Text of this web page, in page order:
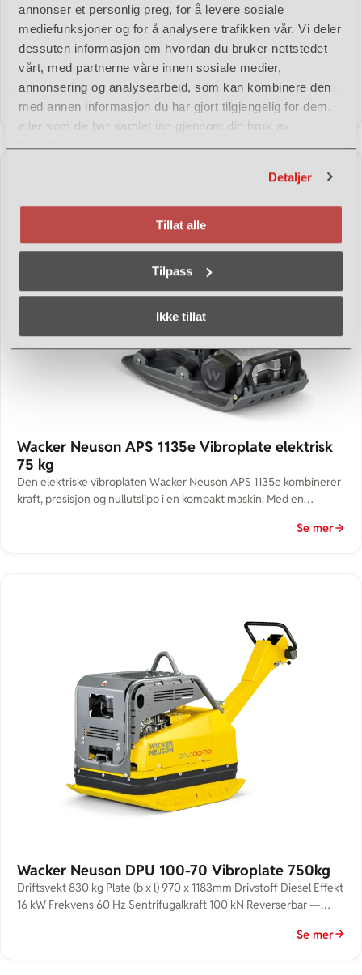
annonser et personlig preg, for å levere sosiale
mediefunksjoner og for å analysere trafikken vår. Vi deler
dessuten informasjon om hvordan du bruker nettstedet
vårt, med partnerne våre innen sosiale medier,
annonsering og analysearbeid, som kan kombinere den
med annen informasjon du har gjort tilgjengelig for dem,
eller som de har samlet inn gjennom din bruk av
tjenestene deres.
Detaljer
Tillat alle
Tilpass
Ikke tillat
Husqvarna LH 804Vibroplate 820kg fjernstyrt
LH 804 er vår mest kraftfulle kompaktor. Den er fullstendig
hydraulisk og har kraften og kapasiteten til effektivt å håndtere
komprimering av middels tykke til tykke lag med granulær jord –
fra sand til stein. Husqvarna LH804 styres med en fjernkontroll,
noe som gjør det mulig for brukeren å holde seg unna støy,
Se mer
Wacker Neuson APS 1135e Vibroplate elektrisk
75 kg
Den elektriske vibroplaten Wacker Neuson APS 1135e kombinerer
kraft, presisjon og nullutslipp i en kompakt maskin. Med en
og belegningsstein – spesielt på steder hvor bensinmaskiner ikke
Se mer
Wacker Neuson DPU 100-70 Vibroplate 750kg
Driftsvekt 830 kg Plate (b x l) 970 x 1183mm Drivstoff Diesel Effekt
16 kW Frekvens 60 Hz Sentrifugalkraft 100 kN Reverserbar —
Se mer